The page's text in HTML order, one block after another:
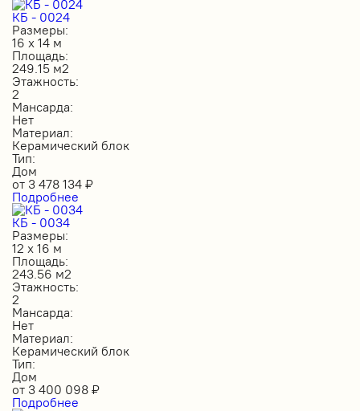
КБ - 0024
Размеры:
16 х 14 м
Площадь:
249.15 м2
Этажность:
2
Мансарда:
Нет
Материал:
Керамический блок
Тип:
Дом
от 3 478 134 ₽
Подробнее
КБ - 0034
Размеры:
12 х 16 м
Площадь:
243.56 м2
Этажность:
2
Мансарда:
Нет
Материал:
Керамический блок
Тип:
Дом
от 3 400 098 ₽
Подробнее